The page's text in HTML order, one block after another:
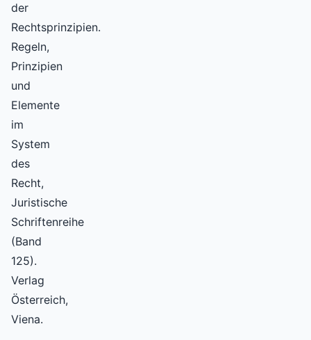
der
Rechtsprinzipien.
Regeln,
Prinzipien
und
Elemente
im
System
des
Recht,
Juristische
Schriftenreihe
(Band
125).
Verlag
Österreich,
Viena.